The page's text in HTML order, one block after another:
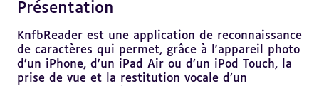
Présentation
KnfbReader est une application de reconnaissance
de caractères qui permet, grâce à l'appareil photo
d’un iPhone, d’un iPad Air ou d’un iPod Touch, la
prise de vue et la restitution vocale d’un
Revenir
sommaire